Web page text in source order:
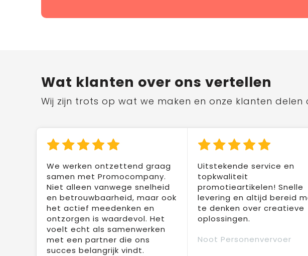
Wat klanten over ons vertellen
Wij zijn trots op wat we maken en onze klanten
We werken ontzettend graag
samen met Promocompany.
Niet alleen vanwege snelheid
en betrouwbaarheid, maar ook
het actief meedenken en
ontzorgen is waardevol. Het
voelt echt als samenwerken
met een partner die ons
succes belangrijk vindt.
Uitstekende service en
topkwaliteit
promotieartikelen! Snelle
levering en altijd bereid
te denken over creatieve
oplossingen.
Noot Personenvervoer